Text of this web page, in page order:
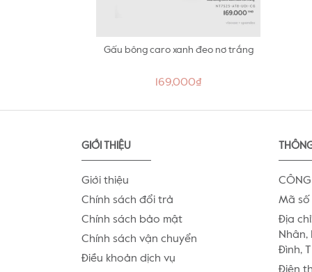
Gấu bông caro xanh đeo nơ trắng
169,000₫
GIỚI THIỆU
Giới thiệu
Chính sách đổi trả
Chính sách bảo mật
Chính sách vận chuyển
Điều khoản dịch vụ
Mã số
Địa
Nhân,
Đình,